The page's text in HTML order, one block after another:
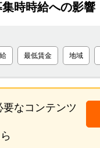
時時給への影響
最低賃金 地域
要なコンテンツ